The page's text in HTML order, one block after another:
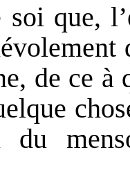
que,
de ce à
du